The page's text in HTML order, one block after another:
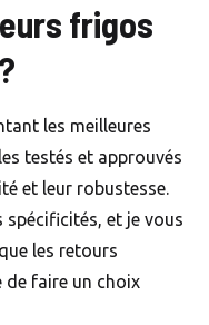
frigos
les meilleures
testés et approuvés
et leur robustesse.
spécificités, et je vous
les retours
de faire un choix